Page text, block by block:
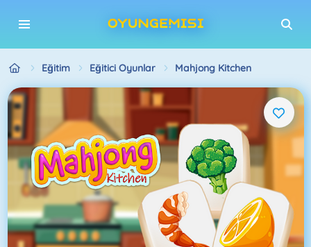
Eğitim Eğitici Oyunlar Mahjong Kitchen